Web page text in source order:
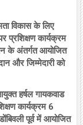
विकास के लिए
प्रशिक्षण कार्यक्रम
के अंतर्गत आयोजित
और जिम्मेदारी को
हर्षल गायकवाड
कार्यक्रम 6
पूर्व में आयोजित